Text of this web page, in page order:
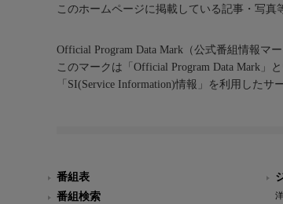
このホームページに掲載している記事・写真
Official Program Data Mark（公式番組情報マー
このマークは「Official Program Data Mark」
「SI(Service Information)情報」を利用した
番組表
番組検索